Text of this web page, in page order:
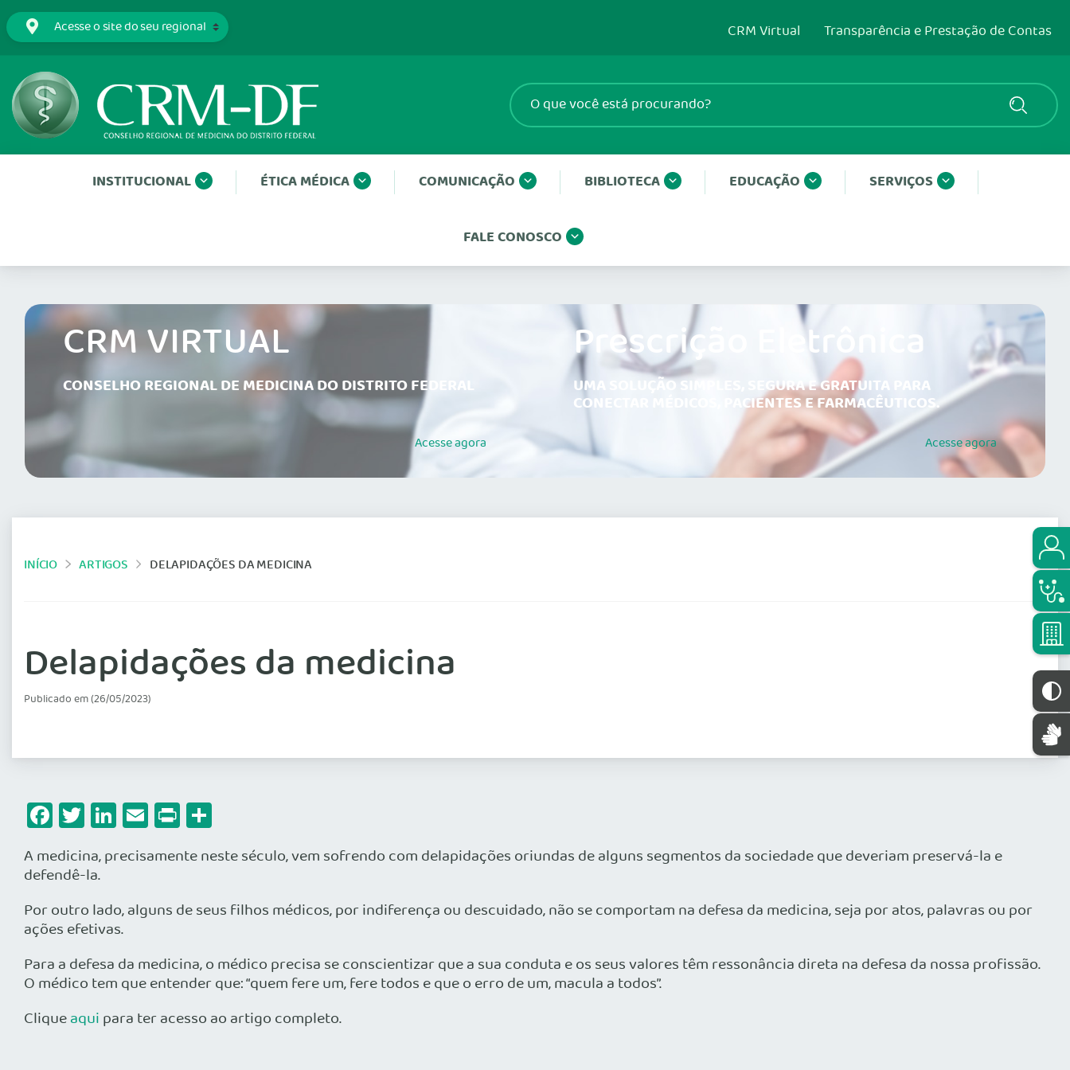
CRM Virtual Transparência e Prestação de Contas
INSTITUCIONAL ÉTICA MÉDICA COMUNICAÇÃO BIBLIOTECA EDUCAÇÃO SERVIÇOS
FALE CONOSCO
CRM VIRTUAL
CONSELHO REGIONAL DE MEDICINA DO DISTRITO FEDERAL
Acesseagora
Prescrição Eletrônica
UMA SOLUÇÃO SIMPLES, SEGURA E GRATUITA PARA
CONECTAR MÉDICOS, PACIENTES E FARMACÊUTICOS.
Acesseagora
INÍCIO ARTIGOS DELAPIDAÇÕES DA MEDICINA
Delapidações da medicina
Publicado em (26/05/2023)
Facebook
Twitter
LinkedIn
Email
Print
A medicina, precisamente neste século, vem sofrendo com delapidações oriundas de alguns segmentos da sociedade que deveriam preservá-la e
defendê-la.
Por outro lado, alguns de seus filhos médicos, por indiferença ou descuidado, não se comportam na defesa da medicina, seja por atos, palavras ou por
ações efetivas.
Para a defesa da medicina, o médico precisa se conscientizar que a sua conduta e os seus valores têm ressonância direta na defesa da nossa profissão.
O médico tem que entender que: “quem fere um, fere todos e que o erro de um, macula a todos”.
Cliqueaqui para ter acesso ao artigo completo.